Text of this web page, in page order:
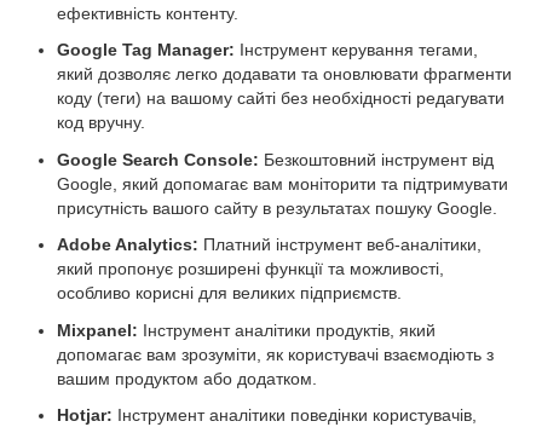
ефективність контенту.
Google Tag Manager: Інструмент керування тегами,
який дозволяє легко додавати та оновлювати фрагменти
коду (теги) на вашому сайті без необхідності редагувати
код вручну.
Google Search Console: Безкоштовний інструмент від
Google, який допомагає вам моніторити та підтримувати
присутність вашого сайту в результатах пошуку Google.
Adobe Analytics: Платний інструмент веб-аналітики,
який пропонує розширені функції та можливості,
особливо корисні для великих підприємств.
Mixpanel: Інструмент аналітики продуктів, який
допомагає вам зрозуміти, як користувачі взаємодіють з
вашим продуктом або додатком.
Hotjar: Інструмент аналітики поведінки користувачів,